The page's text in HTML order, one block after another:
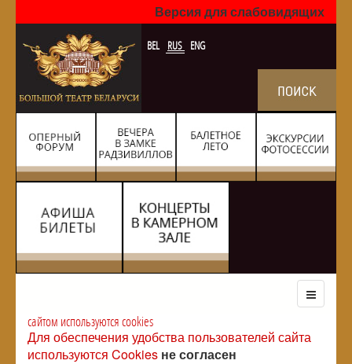
Версия для слабовидящих
BEL RUS ENG
сайтом используются cookies
Для обеспечения удобства пользователей сайта
используются Cookies не согласен